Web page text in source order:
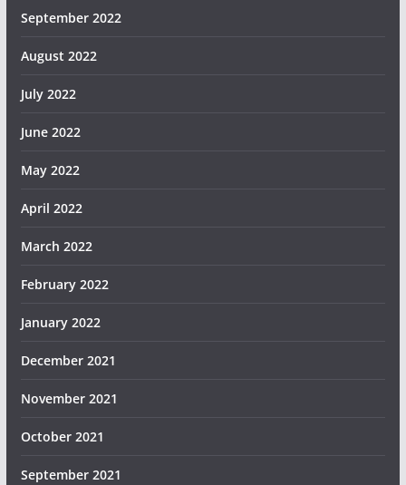
September 2022
August 2022
July 2022
June 2022
May 2022
April 2022
March 2022
February 2022
January 2022
December 2021
November 2021
October 2021
September 2021